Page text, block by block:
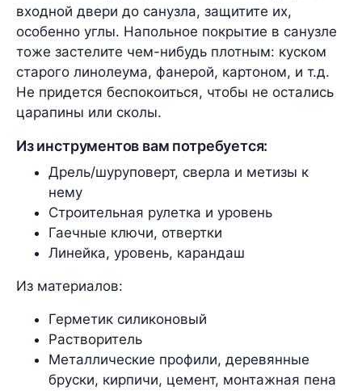
входной двери до санузла, защитите их,
особенно углы. Напольное покрытие в санузле
тоже застелите чем-нибудь плотным: куском
старого линолеума, фанерой, картоном, и т.д.
Не придется беспокоиться, чтобы не остались
царапины или сколы.
Из инструментов вам потребуется:
Дрель/шуруповерт, сверла и метизы к
нему
Строительная рулетка и уровень
Гаечные ключи, отвертки
Линейка, уровень, карандаш
Из материалов:
Герметик силиконовый
Растворитель
Металлические профили, деревянные
бруски, кирпичи, цемент, монтажная пена